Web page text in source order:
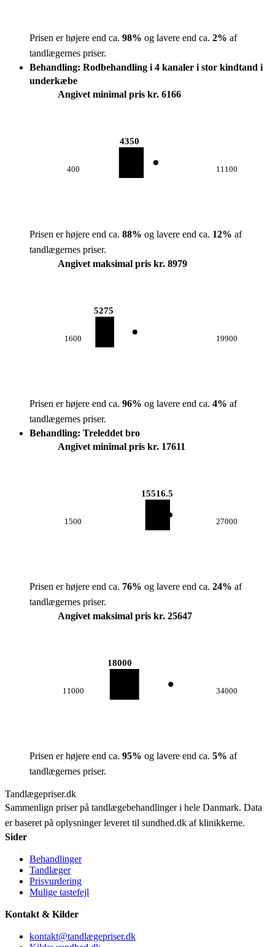
Prisen er højere end ca. 98% og lavere end ca. 2% af
tandlægernes priser.
Behandling: Rodbehandling i 4 kanaler i stor kindtand i
underkæbe
Angivet minimal pris kr. 6166
400
4350
11100
Prisen er højere end ca. 88% og lavere end ca. 12% af
tandlægernes priser.
Angivet maksimal pris kr. 8979
1600
5275
19900
Prisen er højere end ca. 96% og lavere end ca. 4% af
tandlægernes priser.
Behandling: Treleddet bro
Angivet minimal pris kr. 17611
1500
15516.5
27000
Prisen er højere end ca. 76% og lavere end ca. 24% af
tandlægernes priser.
Angivet maksimal pris kr. 25647
11000
18000
34000
Prisen er højere end ca. 95% og lavere end ca. 5% af
tandlægernes priser.
Tandlægepriser.dk
Sammenlign priser på tandlægebehandlinger i hele Danmark. Data
er baseret på oplysninger leveret til sundhed.dk af klinikkerne.
Sider
Behandlinger
Tandlæger
Prisvurdering
Mulige tastefejl
Kontakt & Kilder
kontakt@tandlægepriser.dk